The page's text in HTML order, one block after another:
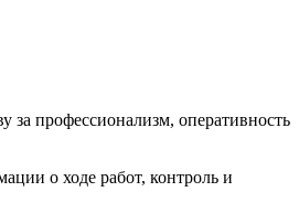
профессионализм, оперативность
о ходе работ, контроль и